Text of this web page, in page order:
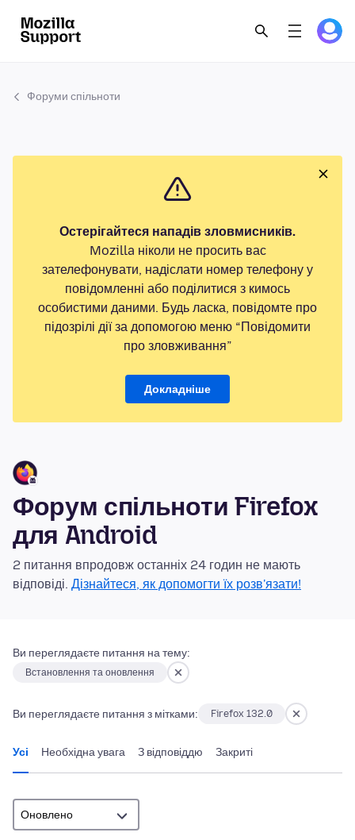
Форуми спільноти
Остерігайтеся нападів зловмисників.
Mozilla ніколи не просить вас
зателефонувати, надіслати номер телефону у
повідомленні або поділитися з кимось
особистими даними. Будь ласка, повідомте про
підозрілі дії за допомогою меню “Повідомити
про зловживання”
Докладніше
Форум спільноти Firefox
для Android
2 питання впродовж останніх 24 годин не мають
відповіді. Дізнайтеся, як допомогти їх розв'язати!
Ви переглядаєте питання на тему:
Встановлення та оновлення
Ви переглядаєте питання з мітками: Firefox 132.0
Усі Необхідна увага З відповіддю Закриті